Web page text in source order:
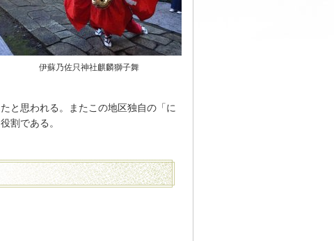
伊蘇乃佐只神社麒麟獅子舞
と思われる。またこの地区独自の「に
割である。